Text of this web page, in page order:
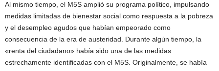
Al mismo tiempo, el M5S amplió su programa político, impulsando
medidas limitadas de bienestar social como respuesta a la pobreza
y el desempleo agudos que habían empeorado como
consecuencia de la era de austeridad. Durante algún tiempo, la
«renta del ciudadano» había sido una de las medidas
estrechamente identificadas con el M5S. Originalmente, se había